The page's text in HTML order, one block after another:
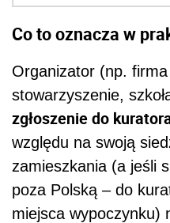
Co to oznacza w
Organizator (np.
stowarzyszenie,
zgłoszenie do
względu na swoją
zamieszkania (a jeśli
poza Polską – do
miejsca wypoczynku)